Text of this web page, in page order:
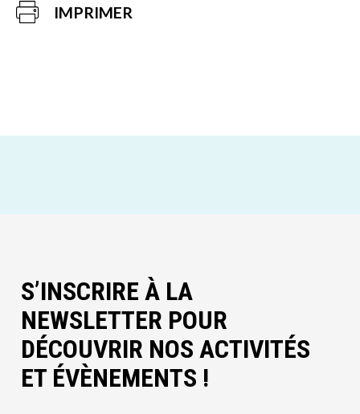
IMPRIMER
S’INSCRIRE À LA
NEWSLETTER POUR
DÉCOUVRIR NOS ACTIVITÉS
ET ÉVÈNEMENTS !